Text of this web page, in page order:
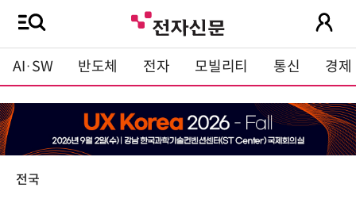
AI·SW 반도체 전자 모빌리티 통신 경제
전국